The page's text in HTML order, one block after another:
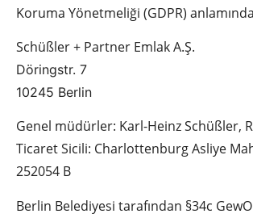
Koruma Yönetmeliği (GDPR)
Schüßler + Partner Emlak A.Ş.
Döringstr. 7
10245 Berlin
Genel müdürler: Karl-Heinz Schüßler,
Ticaret Sicili: Charlottenburg Asliye
252054 B
Berlin Belediyesi tarafından §34c